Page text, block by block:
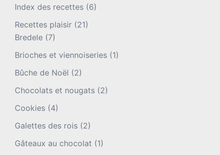
Index des recettes (6)
Recettes plaisir (21)
Bredele (7)
Brioches et viennoiseries (1)
Bûche de Noël (2)
Chocolats et nougats (2)
Cookies (4)
Galettes des rois (2)
Gâteaux au chocolat (1)